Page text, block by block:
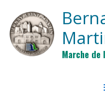
Marche de